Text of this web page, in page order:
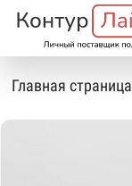
Главная страница